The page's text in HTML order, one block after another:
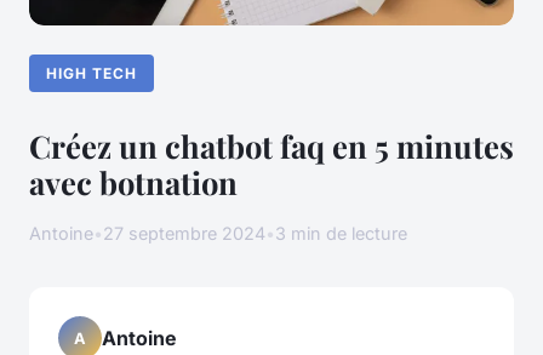
HIGH TECH
Créez un chatbot faq en 5 minutes
avec botnation
Antoine•27 septembre 2024•3 min de lecture
A Antoine